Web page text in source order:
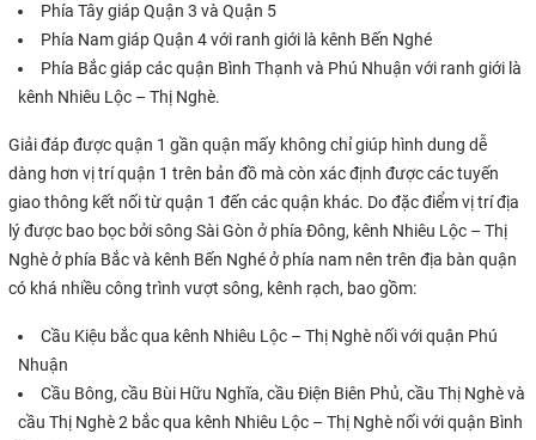
Phía Tây giáp Quận 3 và Quận 5
Phía Nam giáp Quận 4 với ranh giới là kênh Bến Nghé
Phía Bắc giáp các quận Bình Thạnh và Phú Nhuận với ranh giới là
kênh Nhiêu Lộc – Thị Nghè.
Giải đáp được quận 1 gần quận mấy không chỉ giúp hình dung dễ
dàng hơn vị trí quận 1 trên bản đồ mà còn xác định được các tuyến
giao thông kết nối từ quận 1 đến các quận khác. Do đặc điểm vị trí địa
lý được bao bọc bởi sông Sài Gòn ở phía Đông, kênh Nhiêu Lộc – Thị
Nghè ở phía Bắc và kênh Bến Nghé ở phía nam nên trên địa bàn quận
có khá nhiều công trình vượt sông, kênh rạch, bao gồm:
Cầu Kiệu bắc qua kênh Nhiêu Lộc – Thị Nghè nối với quận Phú
Nhuận
Cầu Bông, cầu Bùi Hữu Nghĩa, cầu Điện Biên Phủ, cầu Thị Nghè và
cầu Thị Nghè 2 bắc qua kênh Nhiêu Lộc – Thị Nghè nối với quận Bình